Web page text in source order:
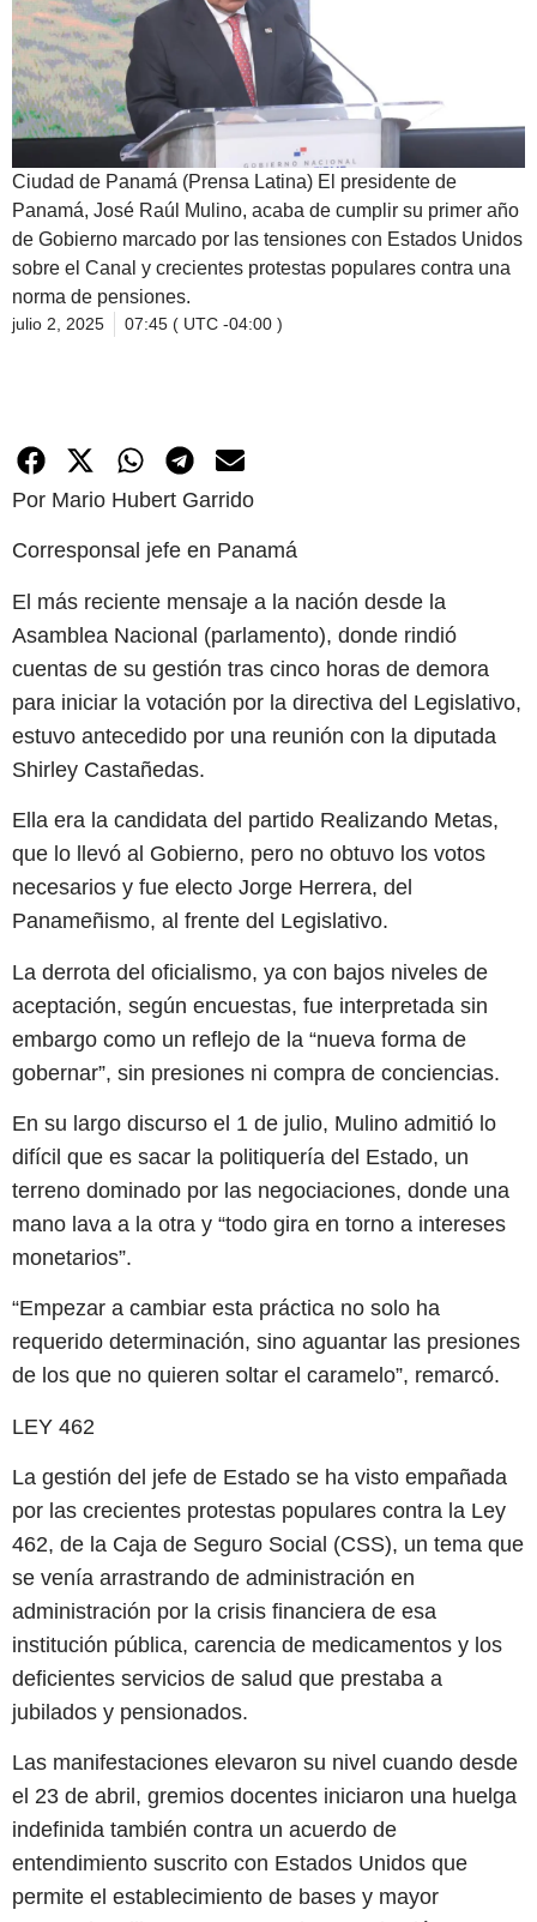
Ciudad de Panamá (Prensa Latina) El presidente de
Panamá, José Raúl Mulino, acaba de cumplir su primer año
de Gobierno marcado por las tensiones con Estados Unidos
sobre el Canal y crecientes protestas populares contra una
norma de pensiones.
julio 2, 2025 07:45 ( UTC -04:00 )
Por Mario Hubert Garrido
Corresponsal jefe en Panamá
El más reciente mensaje a la nación desde la
Asamblea Nacional (parlamento), donde rindió
cuentas de su gestión tras cinco horas de demora
para iniciar la votación por la directiva del Legislativo,
estuvo antecedido por una reunión con la diputada
Shirley Castañedas.
Ella era la candidata del partido Realizando Metas,
que lo llevó al Gobierno, pero no obtuvo los votos
necesarios y fue electo Jorge Herrera, del
Panameñismo, al frente del Legislativo.
La derrota del oficialismo, ya con bajos niveles de
aceptación, según encuestas, fue interpretada sin
embargo como un reflejo de la “nueva forma de
gobernar”, sin presiones ni compra de conciencias.
En su largo discurso el 1 de julio, Mulino admitió lo
difícil que es sacar la politiquería del Estado, un
terreno dominado por las negociaciones, donde una
mano lava a la otra y “todo gira en torno a intereses
monetarios”.
“Empezar a cambiar esta práctica no solo ha
requerido determinación, sino aguantar las presiones
de los que no quieren soltar el caramelo”, remarcó.
LEY 462
La gestión del jefe de Estado se ha visto empañada
por las crecientes protestas populares contra la Ley
462, de la Caja de Seguro Social (CSS), un tema que
se venía arrastrando de administración en
administración por la crisis financiera de esa
institución pública, carencia de medicamentos y los
deficientes servicios de salud que prestaba a
jubilados y pensionados.
Las manifestaciones elevaron su nivel cuando desde
el 23 de abril, gremios docentes iniciaron una huelga
indefinida también contra un acuerdo de
entendimiento suscrito con Estados Unidos que
permite el establecimiento de bases y mayor